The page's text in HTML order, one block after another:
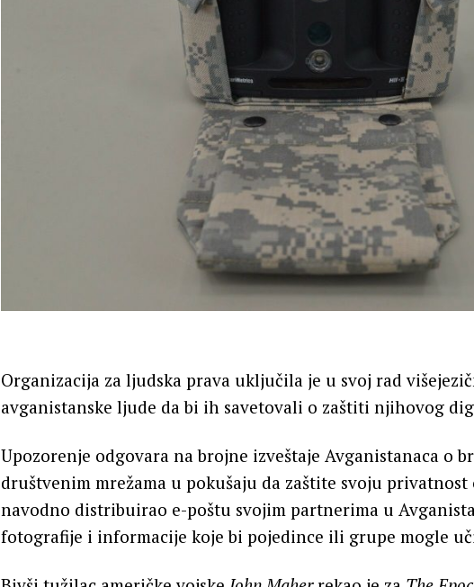
Organizacija za ljudska prava uključila je u svoj rad
avganistanske ljude da bi ih savetovali o zaštiti njihovog
Upozorenje odgovara na brojne izveštaje Avganistanaca o
društvenim mrežama u pokušaju da zaštite svoju privatnost
navodno distribuirao e-poštu svojim partnerima u
fotografije i informacije koje bi pojedince ili grupe mogle